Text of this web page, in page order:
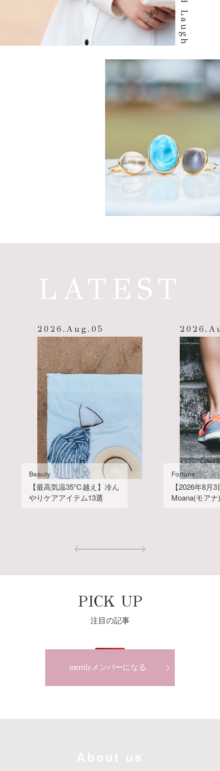
LATEST
2026 .Aug. 05
Beauty
【最高気温35℃越え】冷ん
やりケアアイテム13選
2026.
Fortune
【2026年8月
Moana(モア
PICK UP
注目の記事
merrilyメンバーになる
About us